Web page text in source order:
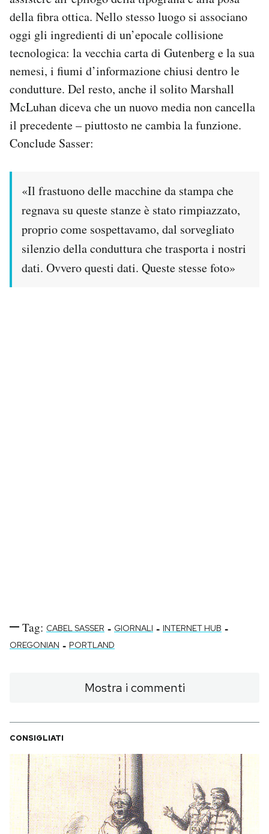
della fibra ottica. Nello stesso luogo si associano
oggi gli ingredienti di un’epocale collisione
tecnologica: la vecchia carta di Gutenberg e la sua
nemesi, i fiumi d’informazione chiusi dentro le
condutture. Del resto, anche il solito Marshall
McLuhan diceva che un nuovo media non cancella
il precedente – piuttosto ne cambia la funzione.
Conclude Sasser:
«Il frastuono delle macchine da stampa che
regnava su queste stanze è stato rimpiazzato,
proprio come sospettavamo, dal sorvegliato
silenzio della conduttura che trasporta i nostri
dati. Ovvero questi dati. Queste stesse foto»
Tag: CABEL SASSER - GIORNALI - INTERNET HUB -
OREGONIAN - PORTLAND
Mostra i commenti
CONSIGLIATI